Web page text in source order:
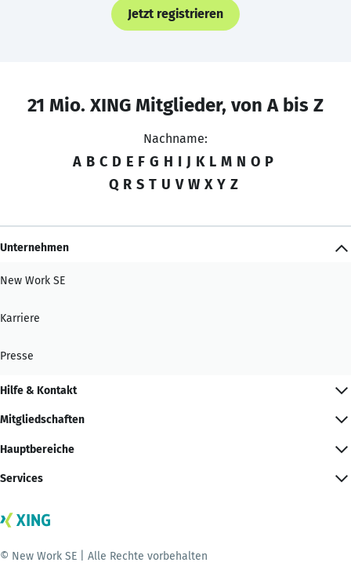
Jetzt registrieren
21 Mio. XING Mitglieder, von A bis Z
Nachname:
A B C D E F G H I J K L M N O P
Q R S T U V W X Y Z
Unternehmen
New Work SE
Karriere
Presse
Hilfe & Kontakt
Mitgliedschaften
Hauptbereiche
Services
© New Work SE | Alle Rechte vorbehalten